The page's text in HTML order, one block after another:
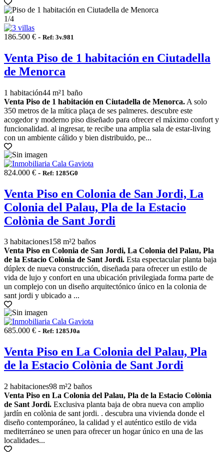
1/4
186.500 € - Ref: 3v.981
Venta Piso de 1 habitación en Ciutadella
de Menorca
1 habitación44 m²1 baño
Venta Piso de 1 habitación en Ciutadella de Menorca. A solo
350 metros de la mítica plaça de ses palmeres. descubre este
acogedor y moderno piso diseñado para ofrecer el máximo confort y
funcionalidad. al ingresar, te recibe una amplia sala de estar-living
con un ambiente cálido y bien distribuido, pe...
824.000 € - Ref: 1285G0
Venta Piso en Colonia de San Jordi, La
Colonia del Palau, Pla de la Estacio
Colònia de Sant Jordi
3 habitaciones158 m²2 baños
Venta Piso en Colonia de San Jordi, La Colonia del Palau, Pla
de la Estacio Colònia de Sant Jordi. Esta espectacular planta baja
dúplex de nueva construcción, diseñada para ofrecer un estilo de
vida de lujo y confort en una ubicación privilegiada forma parte de
un complejo con un diseño arquitectónico único en la colonia de
sant jordi y ubicado a ...
685.000 € - Ref: 1285J0a
Venta Piso en La Colonia del Palau, Pla
de la Estacio Colònia de Sant Jordi
2 habitaciones98 m²2 baños
Venta Piso en La Colonia del Palau, Pla de la Estacio Colònia
de Sant Jordi. Exclusiva planta baja de obra nueva con amplio
jardín en colònia de sant jordi. . descubra una vivienda donde el
diseño contemporáneo, la calidad y el auténtico estilo de vida
mediterráneo se unen para ofrecer un hogar único en una de las
localidades...